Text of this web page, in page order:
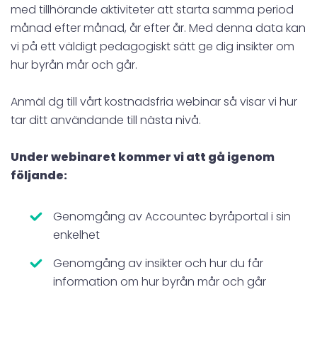
med tillhörande aktiviteter att starta samma period
månad efter månad, år efter år. Med denna data kan
vi på ett väldigt pedagogiskt sätt ge dig insikter om
hur byrån mår och går.
Anmäl dg till vårt kostnadsfria webinar så visar vi hur
tar ditt användande till nästa nivå.
Under webinaret kommer vi att gå igenom
följande:
Genomgång av Accountec byråportal i sin
enkelhet
Genomgång av insikter och hur du får
information om hur byrån mår och går